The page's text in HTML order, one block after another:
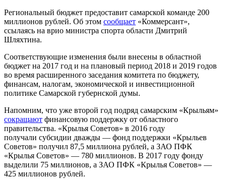
Региональный бюджет предоставит самарской команде 200
миллионов рублей. Об этом сообщает «Коммерсант»,
ссылаясь на врио министра спорта области Дмитрий
Шляхтина.
Соответствующие изменения были внесены в областной
бюджет на 2017 год и на плановый период 2018 и 2019 годов
во время расширенного заседания комитета по бюджету,
финансам, налогам, экономической и инвестиционной
политике Самарской губернской думы.
Напомним, что уже второй год подряд самарским «Крыльям»
сокращают финансовую поддержку от областного
правительства. «Крылья Советов» в 2016 году
получали субсидии дважды — фонд поддержки «Крыльев
Советов» получил 87,5 миллиона рублей, а ЗАО ПФК
«Крылья Советов» — 780 миллионов. В 2017 году фонду
выделили 75 миллионов, а ЗАО ПФК «Крылья Советов» —
425 миллионов рублей.